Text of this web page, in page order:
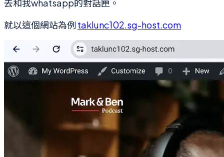
去和我whatsapp的對話匣。
就以這個網站為例 taklunc102.sg-host.com